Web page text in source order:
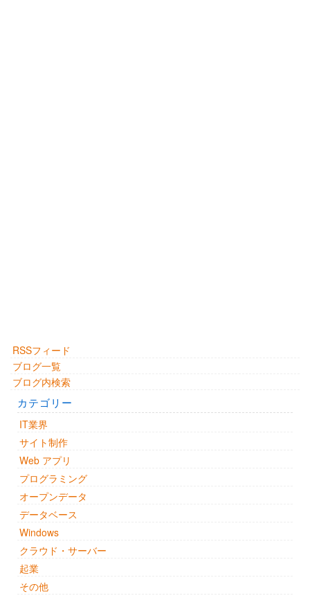
RSSフィード
ブログ一覧
ブログ内検索
カテゴリー
IT業界
サイト制作
Web アプリ
プログラミング
オープンデータ
データベース
Windows
クラウド・サーバー
起業
その他